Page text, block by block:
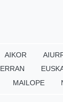
AIKOR
ERRAN
MAILOPE